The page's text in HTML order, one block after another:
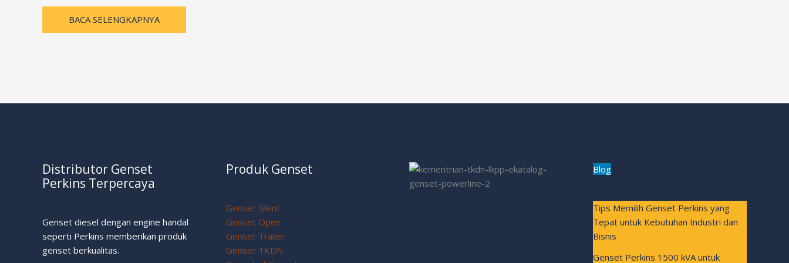
BACA SELENGKAPNYA
Distributor Genset
Perkins Terpercaya
Genset diesel dengan engine handal
seperti Perkins memberikan produk
genset berkualitas.
Produk Genset
Genset Silent
Genset Open
Genset Trailer
Genset TKDN
Blog
Tips Memilih Genset Perkins yang
Tepat untuk Kebutuhan Industri dan
Bisnis
Genset Perkins 1500 kVA untuk